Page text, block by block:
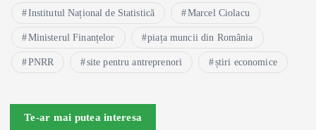
Institutul Național de Statistică Marcel Ciolacu
Ministerul Finanțelor piața muncii din România
PNRR site pentru antreprenori știri economice
Te-ar mai putea interesa